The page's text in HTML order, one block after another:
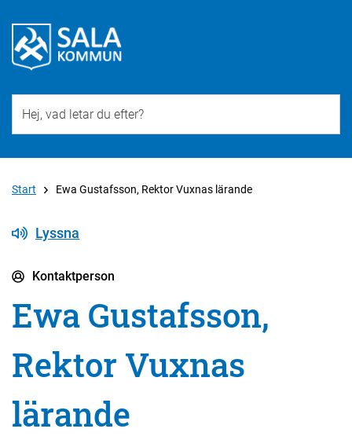
Start Ewa Gustafsson, Rektor Vuxnas lärande
Lyssna
Kontaktperson
Ewa Gustafsson,
Rektor Vuxnas
lärande